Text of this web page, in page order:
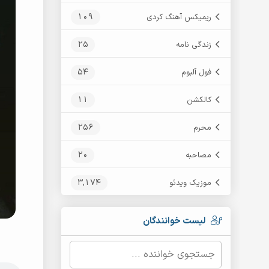
ریمیکس آهنگ کردی 109
زندگی نامه 25
فول آلبوم 54
کالکشن 11
محرم 256
مصاحبه 20
موزیک ویدئو 3,174
لیست خوانندگان